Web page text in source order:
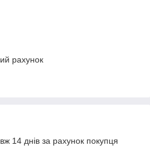
рахунок
14 днів за рахунок покупця